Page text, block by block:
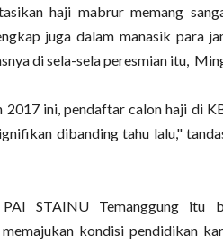
haji mabrur memang
juga dalam manasik para
di sela-sela peresmian itu,
2017 ini, pendaftar calon haji di
dibanding tahu lalu,"
STAINU Temanggung itu
kondisi pendidikan